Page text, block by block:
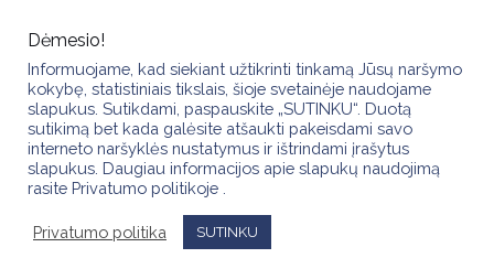
content
Dėmesio!
Informuojame, kad siekiant užtikrinti tinkamą Jūsų naršymo
kokybę, statistiniais tikslais, šioje svetainėje naudojame
slapukus. Sutikdami, paspauskite „SUTINKU“. Duotą
sutikimą bet kada galėsite atšaukti pakeisdami savo
interneto naršyklės nustatymus ir ištrindami įrašytus
slapukus. Daugiau informacijos apie slapukų naudojimą
rasite Privatumo politikoje .
Privatumo politika SUTINKU